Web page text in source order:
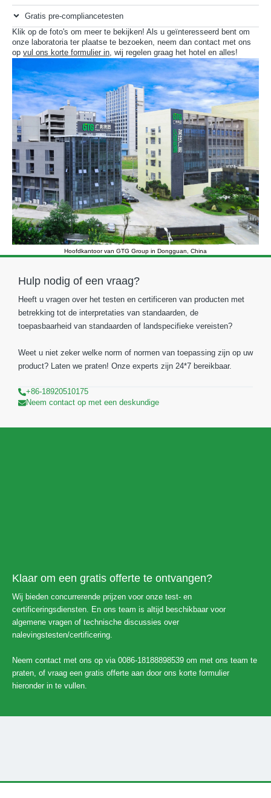
Gratis pre-compliancetesten
Klik op de foto's om meer te bekijken! Als u geïnteresseerd bent om
onze laboratoria ter plaatse te bezoeken, neem dan contact met ons
op vul ons korte formulier in, wij regelen graag het hotel en alles!
Hoofdkantoor van GTG Group in Dongguan, China
Hulp nodig of een vraag?
Heeft u vragen over het testen en certificeren van producten met
betrekking tot de interpretaties van standaarden, de
toepasbaarheid van standaarden of landspecifieke vereisten?
Weet u niet zeker welke norm of normen van toepassing zijn op uw
product? Laten we praten! Onze experts zijn 24*7 bereikbaar.
+86-18920510175
Neem contact op met een deskundige
Klaar om een ​​gratis offerte te ontvangen?
Wij bieden concurrerende prijzen voor onze test- en
certificeringsdiensten. En ons team is altijd beschikbaar voor
algemene vragen of technische discussies over
nalevingstesten/certificering.
Neem contact met ons op via 0086-18188898539 om met ons team te
praten, of vraag een gratis offerte aan door ons korte formulier
hieronder in te vullen.